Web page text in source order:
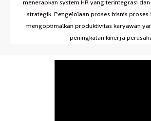
menerapkan system HR yang terintegrasi
strategik. Pengelolaan proses bisnis
mengoptimalkan produktivitas karyawan
peningkatan kinerja